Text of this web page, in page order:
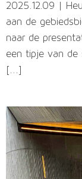
2025.12.09 |
aan de
naar de
een tipje van
[...]